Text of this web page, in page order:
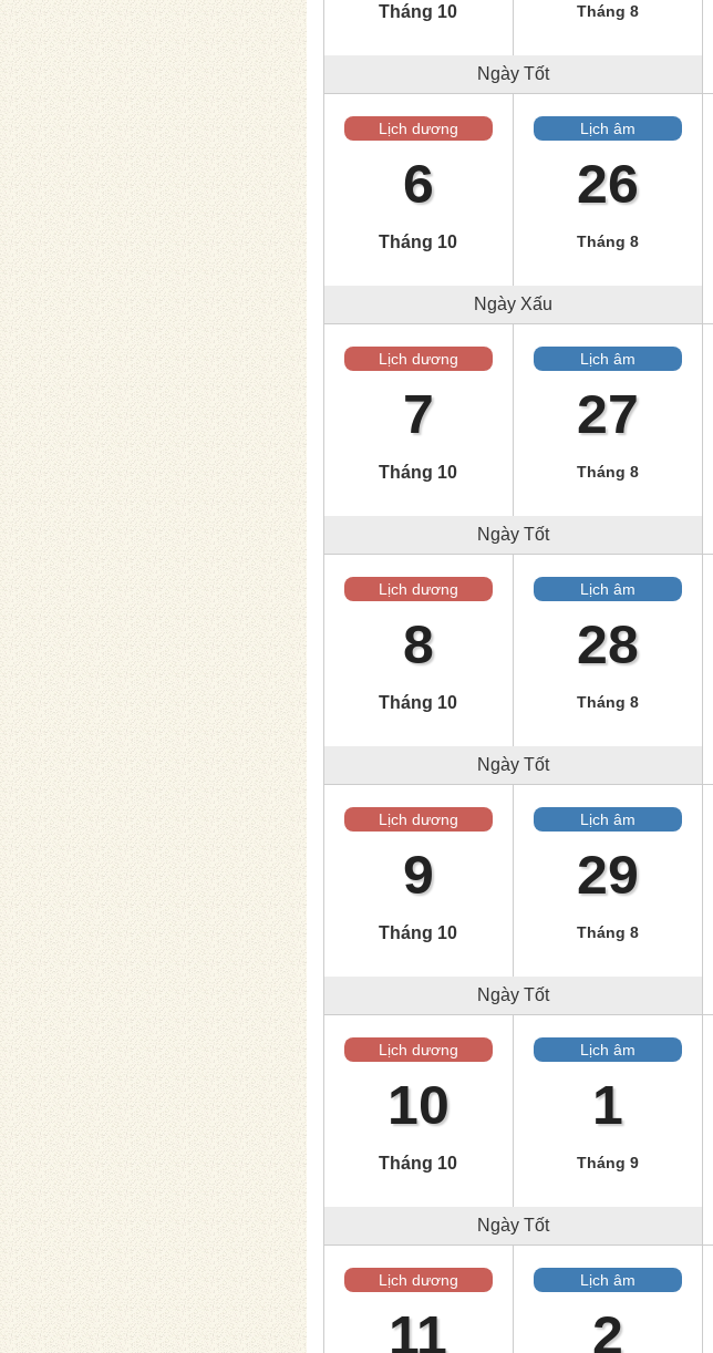
Tháng 10 Tháng 8
Ngày Tốt
Lịch dương
6
Tháng 10
Lịch âm
26
Tháng 8
Ngày Xấu
Lịch dương
7
Tháng 10
Lịch âm
27
Tháng 8
Ngày Tốt
Lịch dương
8
Tháng 10
Lịch âm
28
Tháng 8
Ngày Tốt
Lịch dương
9
Tháng 10
Lịch âm
29
Tháng 8
Ngày Tốt
Lịch dương
10
Tháng 10
Lịch âm
1
Tháng 9
Ngày Tốt
Lịch dương
11
Lịch âm
2